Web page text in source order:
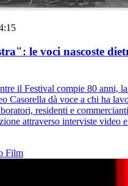
le voci nascoste
il Festival compie 80 anni,
Casorella dà voce a chi ha
residenti e
attraverso interviste video
Film